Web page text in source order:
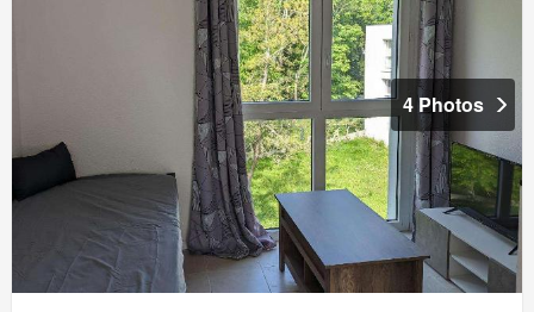
4 Photos